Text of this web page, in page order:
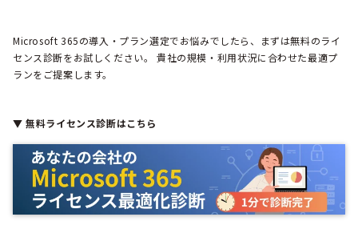
Microsoft 365の導入・プラン選定でお悩みでしたら、まずは無料のライ
センス診断をお試しください。 貴社の規模・利用状況に合わせた最適プ
ランをご提案します。
▼ 無料ライセンス診断はこちら